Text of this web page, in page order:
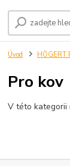
Úvod HÖGERT
Pro kov
V této kategorii